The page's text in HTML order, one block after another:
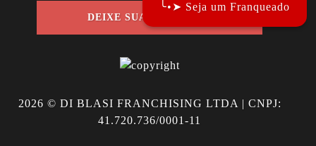
╰•➤ Seja um Franqueado
DEIXE SUA AVALIAÇÃO
2026 © DI BLASI FRANCHISING LTDA | CNPJ:
41.720.736/0001-11